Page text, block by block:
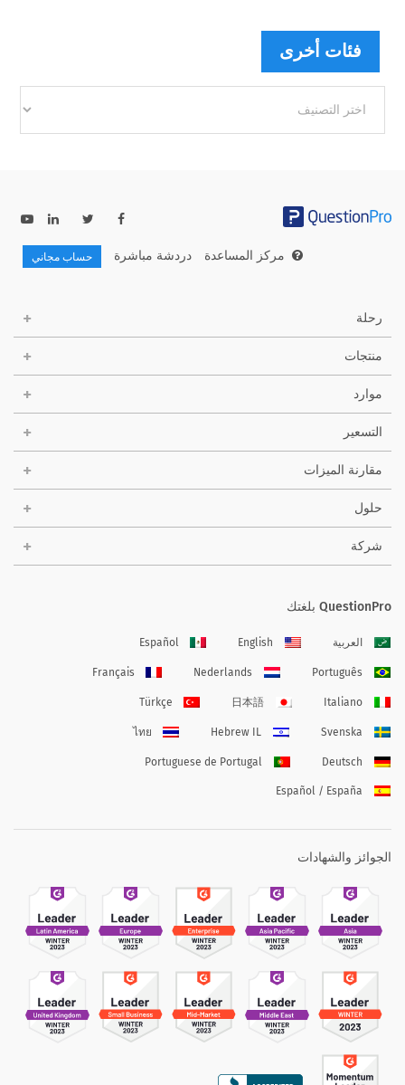
فئات أخرى
أخرى
مركز المساعدة دردشة مباشرة حساب مجاني
رحلة
منتجات
موارد
التسعير
مقارنة الميزات
حلول
شركة
QuestionPro بلغتك
العربية English
Español
Português
Nederlands
Français
Italiano
日本語
Türkçe
Svenska
Hebrew IL
ไทย
Deutsch
Portuguese de Portugal
Español / España
الجوائز والشهادات